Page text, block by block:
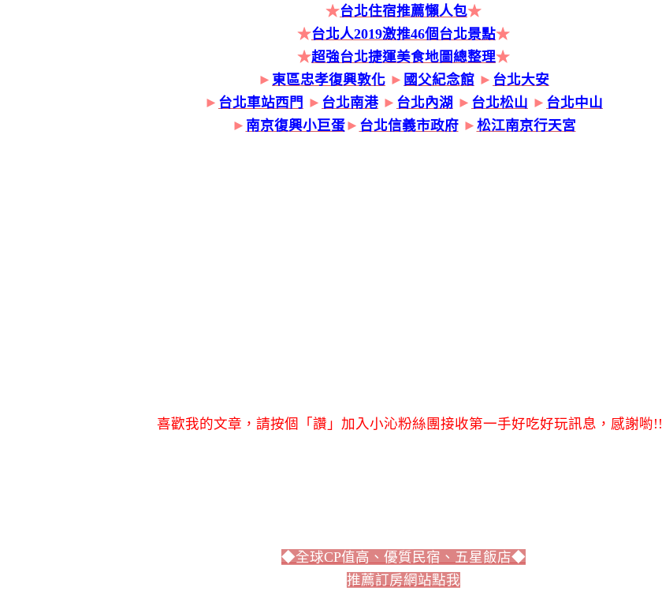
★台北住宿推薦懶人包★
★台北人2019激推46個台北景點★
★超強台北捷運美食地圖總整理★
► 東區忠孝復興敦化 ► 國父紀念館 ► 台北大安
► 台北車站西門 ► 台北南港 ► 台北內湖 ► 台北松山 ► 台北中山
► 南京復興小巨蛋► 台北信義市政府► 松江南京行天宮
喜歡我的文章，請按個「讚」加入小沁粉絲團接收第一手好吃好玩訊息，感謝喲!!
◆全球CP值高、優質民宿、五星飯店◆
推薦訂房網站點我